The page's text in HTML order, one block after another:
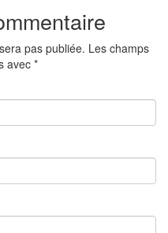
pas publiée. Les champs
avec *